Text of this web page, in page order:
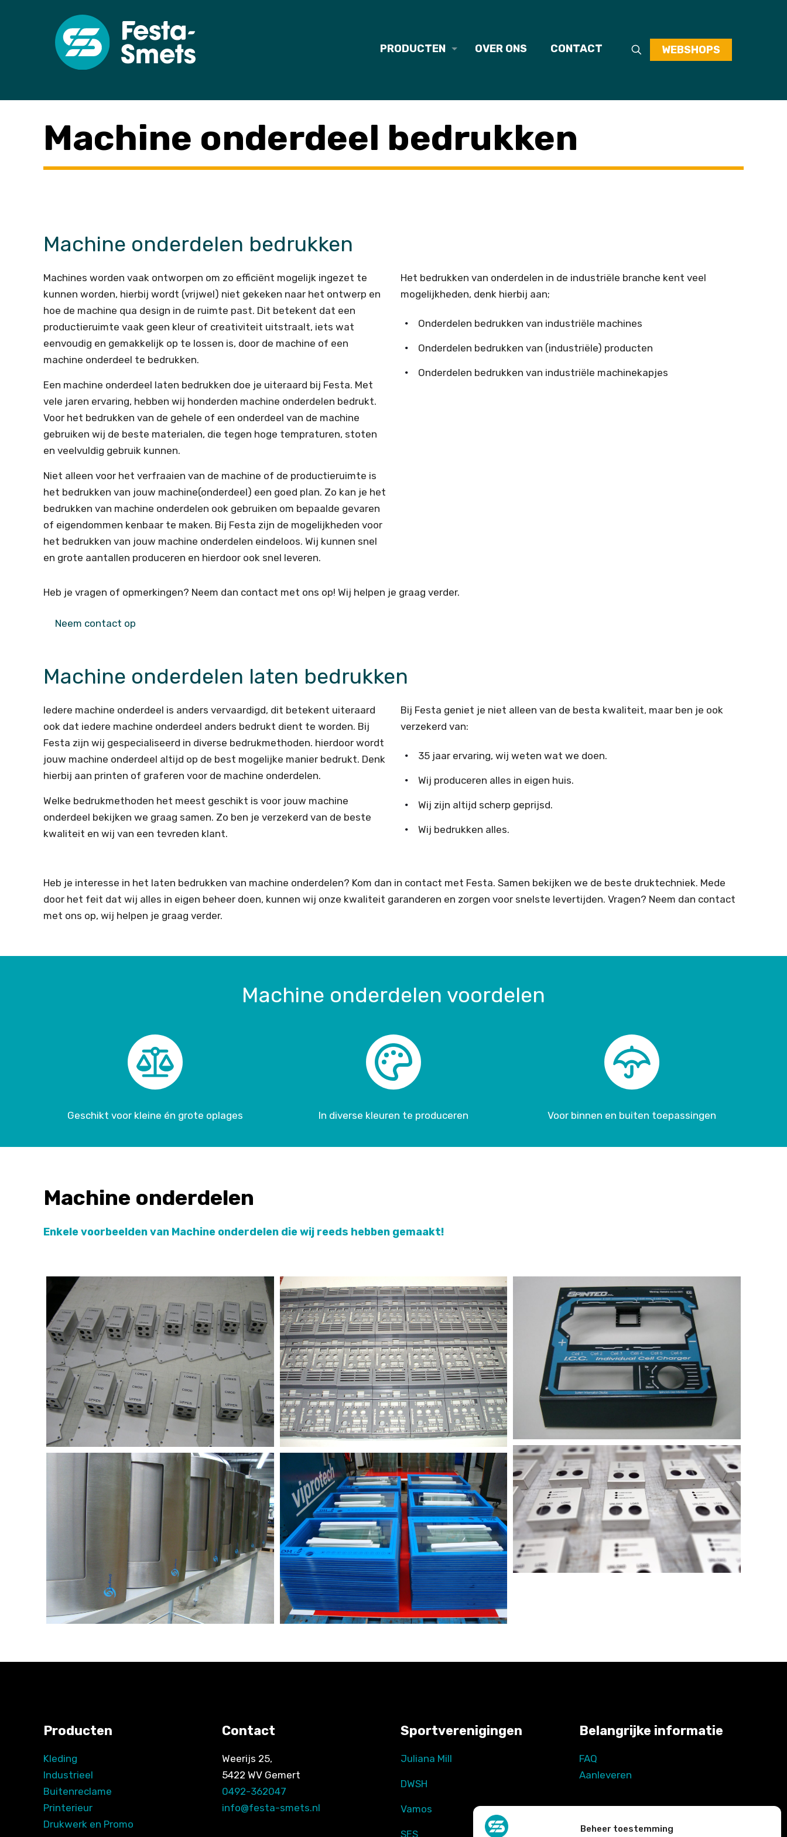
Beheer toestemming
PRODUCTEN OVER ONS CONTACT WEBSHOPS
Machine onderdeel bedrukken
Machine onderdelen bedrukken
Machines worden vaak ontworpen om zo efficiënt mogelijk ingezet te
kunnen worden, hierbij wordt (vrijwel) niet gekeken naar het ontwerp en
hoe de machine qua design in de ruimte past. Dit betekent dat een
productieruimte vaak geen kleur of creativiteit uitstraalt, iets wat
eenvoudig en gemakkelijk op te lossen is, door de machine of een
machine onderdeel te bedrukken.
Een machine onderdeel laten bedrukken doe je uiteraard bij Festa. Met
vele jaren ervaring, hebben wij honderden machine onderdelen bedrukt.
Voor het bedrukken van de gehele of een onderdeel van de machine
gebruiken wij de beste materialen, die tegen hoge tempraturen, stoten
en veelvuldig gebruik kunnen.
Niet alleen voor het verfraaien van de machine of de productieruimte is
het bedrukken van jouw machine(onderdeel) een goed plan. Zo kan je het
bedrukken van machine onderdelen ook gebruiken om bepaalde gevaren
of eigendommen kenbaar te maken. Bij Festa zijn de mogelijkheden voor
het bedrukken van jouw machine onderdelen eindeloos. Wij kunnen snel
en grote aantallen produceren en hierdoor ook snel leveren.
Het bedrukken van onderdelen in de industriële branche kent veel
mogelijkheden, denk hierbij aan;
Onderdelen bedrukken van industriële machines
Onderdelen bedrukken van (industriële) producten
Onderdelen bedrukken van industriële machinekapjes
Heb je vragen of opmerkingen? Neem dan contact met ons op! Wij helpen je graag verder.
Neem contact op
Machine onderdelen laten bedrukken
Iedere machine onderdeel is anders vervaardigd, dit betekent uiteraard
ook dat iedere machine onderdeel anders bedrukt dient te worden. Bij
Festa zijn wij gespecialiseerd in diverse bedrukmethoden. hierdoor wordt
jouw machine onderdeel altijd op de best mogelijke manier bedrukt. Denk
hierbij aan printen of graferen voor de machine onderdelen.
Welke bedrukmethoden het meest geschikt is voor jouw machine
onderdeel bekijken we graag samen. Zo ben je verzekerd van de beste
kwaliteit en wij van een tevreden klant.
Bij Festa geniet je niet alleen van de besta kwaliteit, maar ben je ook
verzekerd van:
35 jaar ervaring, wij weten wat we doen.
Wij produceren alles in eigen huis.
Wij zijn altijd scherp geprijsd.
Wij bedrukken alles.
Heb je interesse in het laten bedrukken van machine onderdelen? Kom dan in contact met Festa. Samen bekijken we de beste druktechniek. Mede
door het feit dat wij alles in eigen beheer doen, kunnen wij onze kwaliteit garanderen en zorgen voor snelste levertijden. Vragen? Neem dan contact
met ons op, wij helpen je graag verder.
Machine onderdelen voordelen
Geschikt voor kleine én grote oplages In diverse kleuren te produceren Voor binnen en buiten toepassingen
Machine onderdelen
Enkele voorbeelden van Machine onderdelen die wij reeds hebben gemaakt!
Producten
Kleding
Industrieel
Buitenreclame
Printerieur
Drukwerk en Promo
Contact
Weerijs 25,
5422 WV Gemert
0492-362047
info@festa-smets.nl
Sportverenigingen
Juliana Mill
DWSH
Vamos
SES
Belangrijke informatie
FAQ
Aanleveren